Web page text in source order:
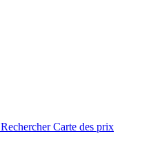
Rechercher Carte des prix